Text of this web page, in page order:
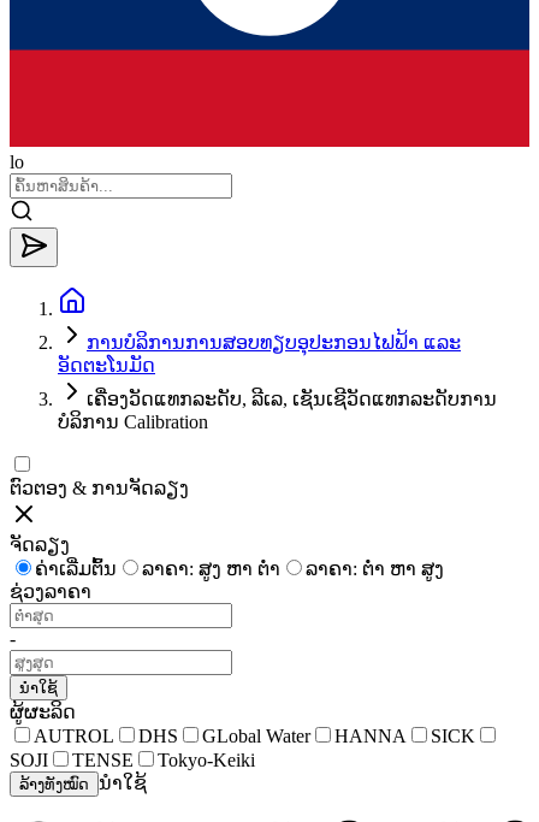
lo
ການບໍລິການການສອບທຽບອຸປະກອນໄຟຟ້າ ແລະ
ອັດຕະໂນມັດ
ເຄື່ອງວັດແທກລະດັບ, ລີເລ, ເຊັນເຊີວັດແທກລະດັບການ
ບໍລິການ Calibration
ຕົວຕອງ & ການຈັດລຽງ
ຈັດລຽງ
ຄ່າເລີ່ມຕົ້ນ
ລາຄາ: ສູງ ຫາ ຕໍ່າ
ລາຄາ: ຕໍ່າ ຫາ ສູງ
ຊ່ວງລາຄາ
-
ນຳໃຊ້
ຜູ້ຜະລິດ
AUTROL
DHS GLobal Water HANNA
SICK
SOJI
TENSE Tokyo-Keiki
ລ້າງທັງໝົດ ນຳໃຊ້